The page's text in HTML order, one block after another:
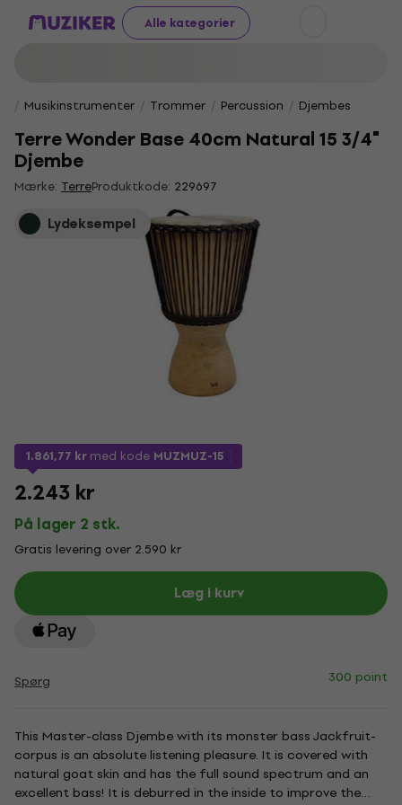
Alle kategorier
Musikinstrumenter Trommer Percussion Djembes
Terre Wonder Base 40cm Natural 15 3/4"
Djembe
Mærke: TerreProduktkode: 229697
Lydeksempel
1.861,77 krmed kode MUZMUZ-15
2.243 kr
På lager 2 stk.
Gratis levering over 2.590 kr
Læg i kurv
Spørg 300 point
This Master-class Djembe with its monster bass Jackfruit-
corpus is an absolute listening pleasure. It is covered with
natural goat skin and has the full sound spectrum and an
excellent bass! It is deburred in the inside to improve the